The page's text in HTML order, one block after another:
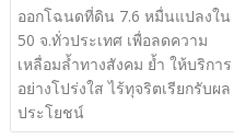
o
k
เรื่อง
ออกโฉนดที่ดิน 7.6 หมื่นแปลงใน
50 จ.ทั่วประเทศ เพื่อลดความ
เหลื่อมล้ำทางสังคม ย้ำ ให้บริการ
อย่างโปร่งใส ไร้ทุจริตเรียกรับผล
ประโยชน์